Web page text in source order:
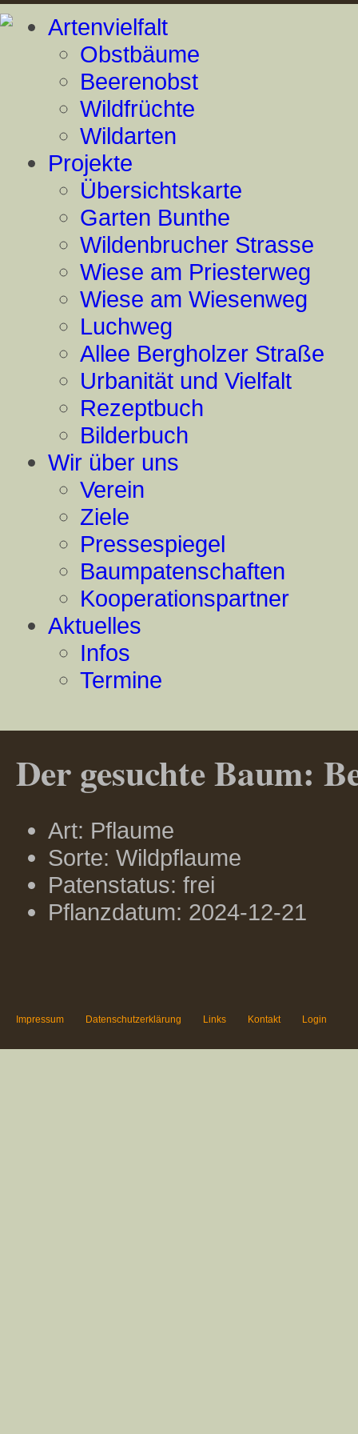
Artenvielfalt
Obstbäume
Beerenobst
Wildfrüchte
Wildarten
Projekte
Übersichtskarte
Garten Bunthe
Wildenbrucher Strasse
Wiese am Priesterweg
Wiese am Wiesenweg
Luchweg
Allee Bergholzer Straße
Urbanität und Vielfalt
Rezeptbuch
Bilderbuch
Wir über uns
Verein
Ziele
Pressespiegel
Baumpatenschaften
Kooperationspartner
Aktuelles
Infos
Termine
Der gesuchte Baum:
Art: Pflaume
Sorte: Wildpflaume
Patenstatus: frei
Pflanzdatum: 2024-12-21
Impressum Datenschutzerklärung Links Kontakt Login